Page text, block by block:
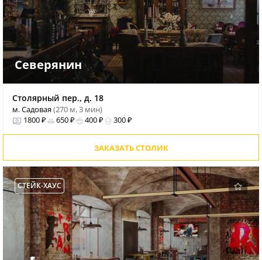
Северянин
Столярный пер., д. 18
м. Садовая(270 м, 3 мин)
1800 ₽
650 ₽ 400 ₽ 300 ₽
ЗАКАЗАТЬ СТОЛИК
СТЕЙК-ХАУС